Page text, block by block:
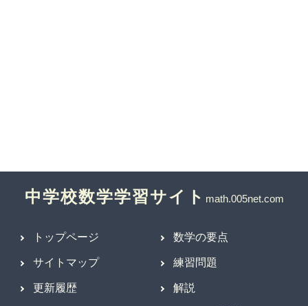
中学校数学学習サイト
トップページ
サイトマップ
更新履歴
数学の要点
練習問題
解説